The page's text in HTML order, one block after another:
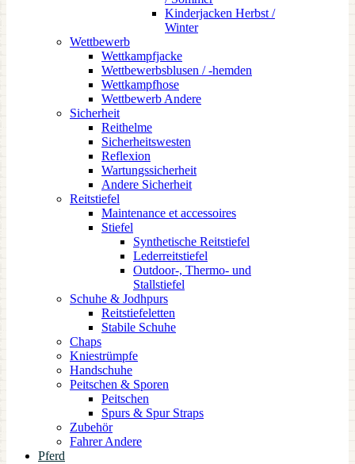
Kinderjacken Herbst /
Winter
Wettbewerb
Wettkampfjacke
Wettbewerbsblusen / -hemden
Wettkampfhose
Wettbewerb Andere
Sicherheit
Reithelme
Sicherheitswesten
Reflexion
Wartungssicherheit
Andere Sicherheit
Reitstiefel
Maintenance et accessoires
Stiefel
Synthetische Reitstiefel
Lederreitstiefel
Outdoor-, Thermo- und
Stallstiefel
Schuhe & Jodhpurs
Reitstiefeletten
Stabile Schuhe
Chaps
Kniestrümpfe
Handschuhe
Peitschen & Sporen
Peitschen
Spurs & Spur Straps
Zubehör
Fahrer Andere
Pferd